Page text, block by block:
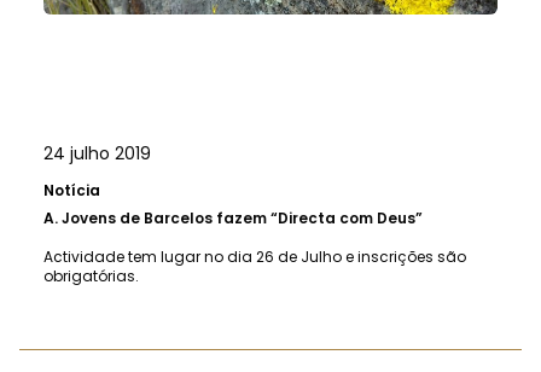
24 julho 2019
Notícia
A.Jovens de Barcelos fazem “Directa com Deus”
Actividade tem lugar no dia 26 de Julho e inscrições são
obrigatórias.